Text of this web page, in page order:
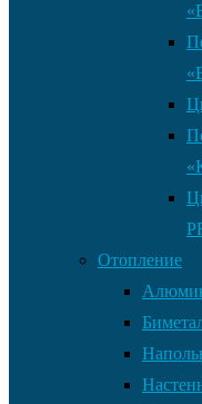
Отопление